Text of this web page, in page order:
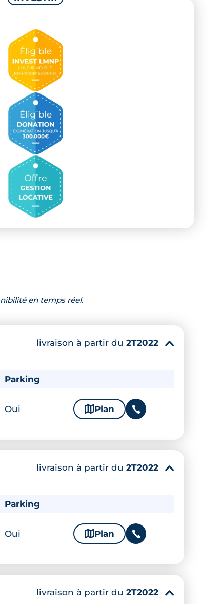
en temps réel.
livraison à partir du 2T2022 ▾
Parking
Oui 🗞 Plan 📞
livraison à partir du 2T2022 ▾
Parking
Oui 🗞 Plan 📞
livraison à partir du 2T2022 ▾